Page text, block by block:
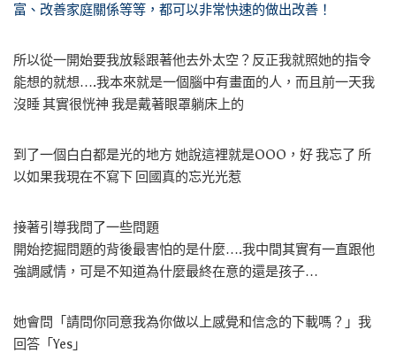
富、改善家庭關係等等，都可以非常快速的做出改善！
所以從一開始要我放鬆跟著他去外太空？反正我就照她的指令
能想的就想….我本來就是一個腦中有畫面的人，而且前一天我
沒睡 其實很恍神 我是戴著眼罩躺床上的
到了一個白白都是光的地方 她說這裡就是OOO，好 我忘了 所
以如果我現在不寫下 回國真的忘光光惹
接著引導我問了一些問題
開始挖掘問題的背後最害怕的是什麼….我中間其實有一直跟他
強調感情，可是不知道為什麼最終在意的還是孩子…
她會問「請問你同意我為你做以上感覺和信念的下載嗎？」我
回答「Yes」